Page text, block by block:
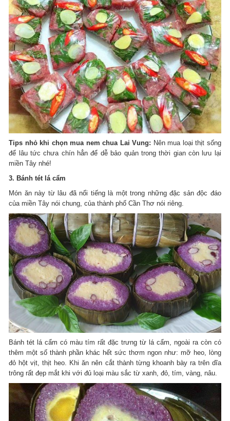
Tips nhỏ khi chọn mua nem chua Lai Vung: Nên mua loại thịt sống
để lâu tức chưa chín hẳn để dễ bảo quản trong thời gian còn lưu lại
miền Tây nhé!
3. Bánh tét lá cẩm
Món ăn này từ lâu đã nổi tiếng là một trong những đặc sản độc đáo
của miền Tây nói chung, của thành phố Cần Thơ nói riêng.
Bánh tét lá cẩm có màu tím rất đặc trưng từ lá cẩm, ngoài ra còn có
thêm một số thành phần khác hết sức thơm ngon như: mỡ heo, lòng
đỏ hột vịt, thịt heo. Khi ăn nên cắt thành từng khoanh bày ra trên dĩa
trông rất đẹp mắt khi với đủ loại màu sắc từ xanh, đỏ, tím, vàng, nâu.